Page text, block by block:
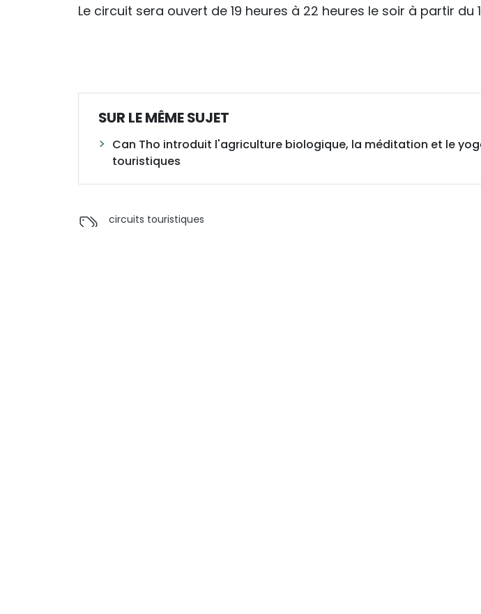
Le circuit sera ouvert de 19 heures à 22 heures le soir à partir du 1
SUR LE MÊME SUJET
Can Tho introduit l'agriculture biologique, la méditation et le
touristiques
circuits touristiques